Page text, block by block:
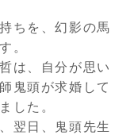
ちを、幻影の馬
。
は、自分が思い
鬼頭が求婚して
した。
翌日、鬼頭先生